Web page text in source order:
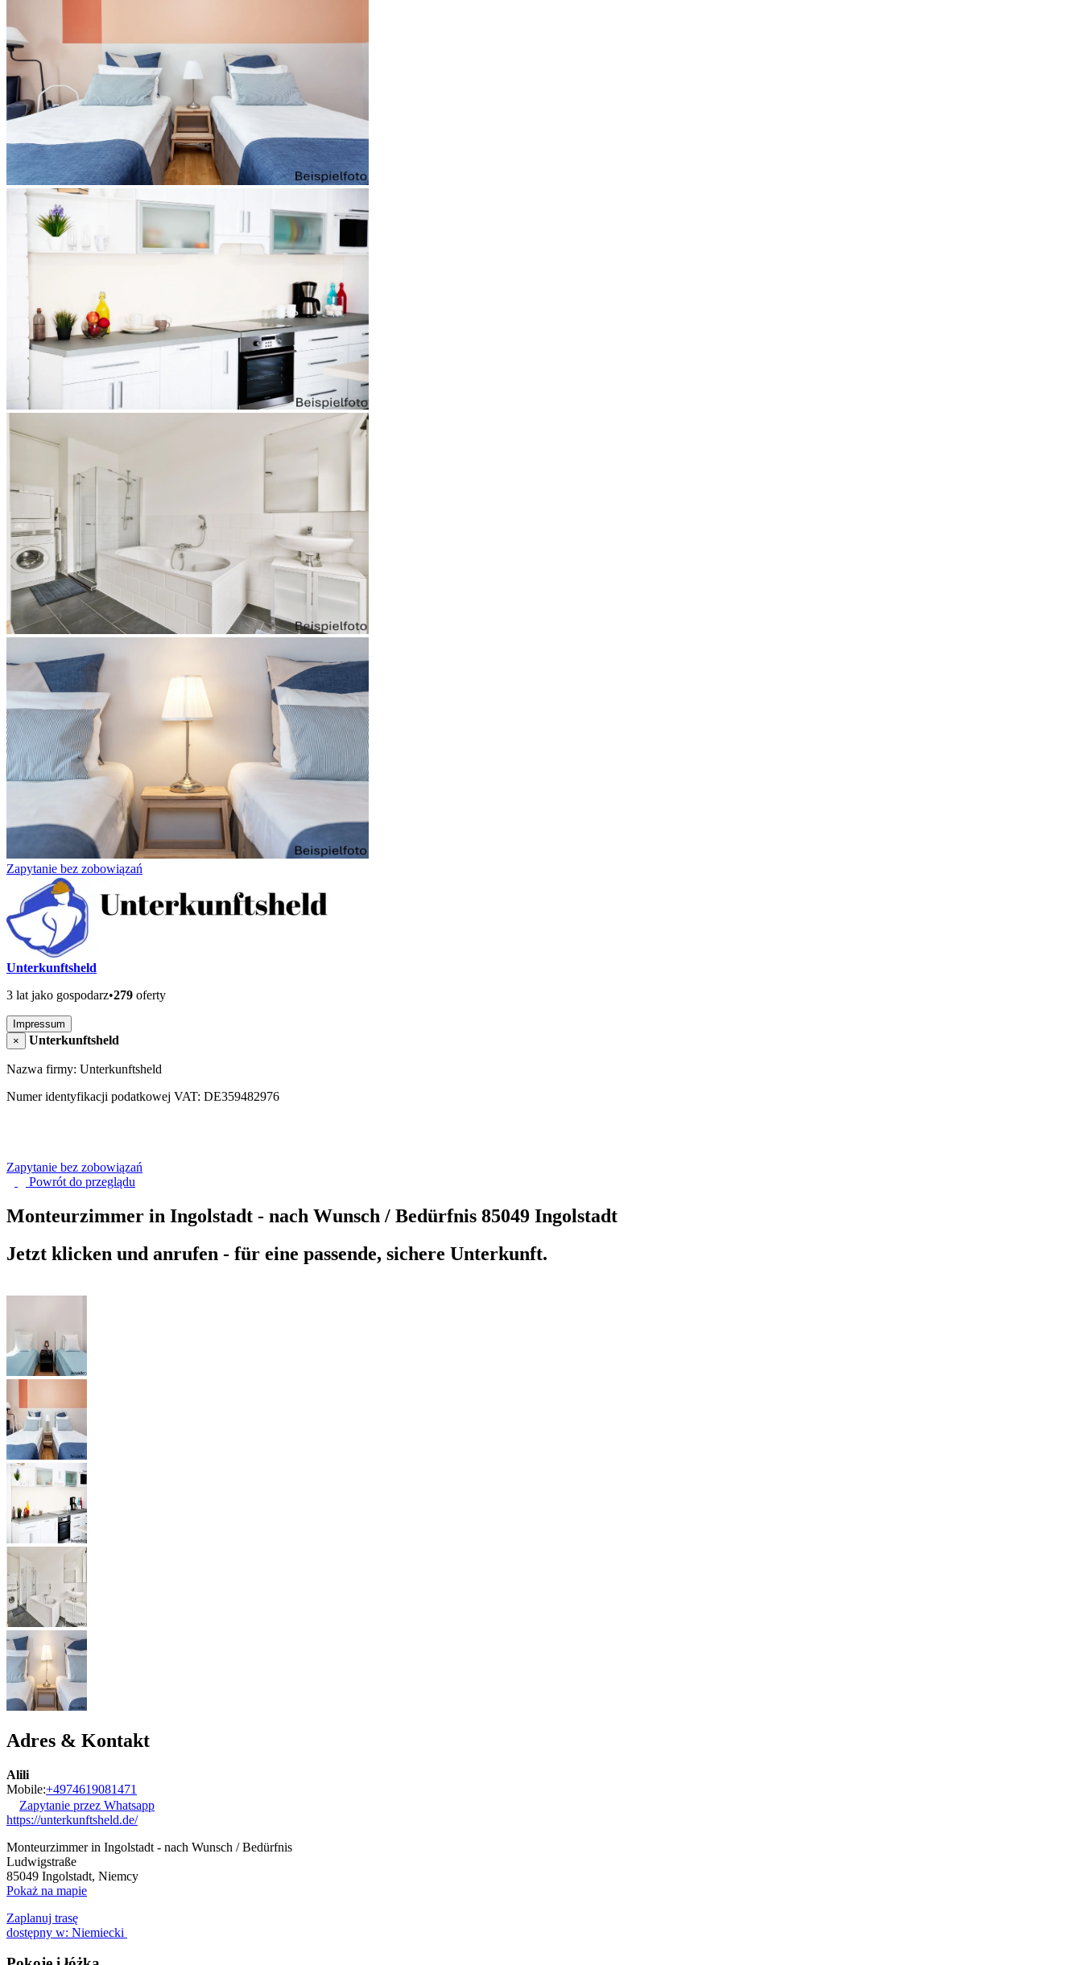
Zapytanie bez zobowiązań
Unterkunftsheld
3 lat jako gospodarz•279 oferty
Impressum
×
Unterkunftsheld
Nazwa firmy: Unterkunftsheld
Numer identyfikacji podatkowej VAT: DE359482976
Zapytanie bez zobowiązań
Powrót do przeglądu
Monteurzimmer in Ingolstadt - nach Wunsch / Bedürfnis 85049 Ingolstadt
Jetzt klicken und anrufen - für eine passende, sichere Unterkunft.
Adres & Kontakt
Alili
Mobile:+4974619081471
Zapytanie przez Whatsapp
https://unterkunftsheld.de/
Monteurzimmer in Ingolstadt - nach Wunsch / Bedürfnis
Ludwigstraße
85049 Ingolstadt, Niemcy
Pokaż na mapie
Zaplanuj trasę
dostępny w: Niemiecki